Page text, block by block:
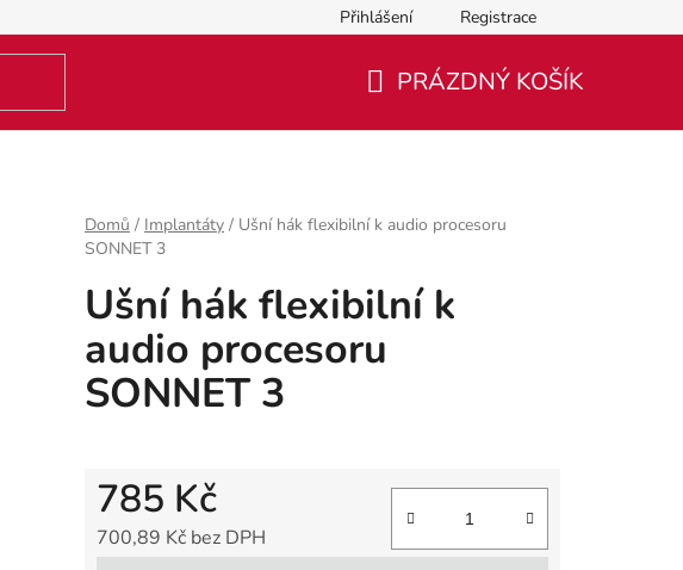
Přihlášení Registrace
PRÁZDNÝ KOŠÍK
Domů / Implantáty / Ušní hák flexibilní k audio procesoru
SONNET 3
Ušní hák flexibilní k
audio procesoru
SONNET 3
785 Kč
700,89 Kč bez DPH